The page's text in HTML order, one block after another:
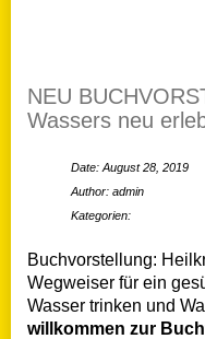
NEU
Wassers neu
Date: August 28, 2019
Author: admin
Kategorien:
Buchvorstellung:
Wegweiser für ein
Wasser trinken und
willkommen zur